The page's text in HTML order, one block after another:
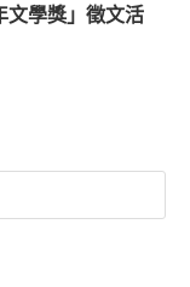
文學獎」徵文活